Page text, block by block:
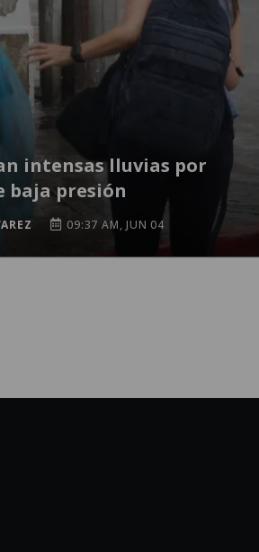
intensas lluvias por
baja presión
09:37 AM, JUN 04